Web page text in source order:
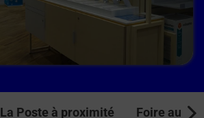
La Poste à proximité Foire aux